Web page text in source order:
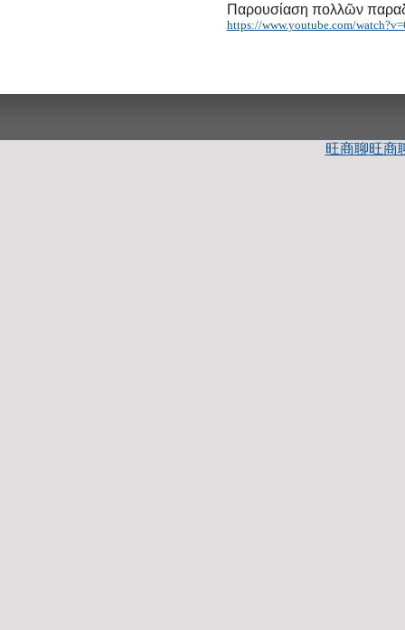
Παρουσίαση πολλῶν
https://www.youtube.com/
旺商聊旺商